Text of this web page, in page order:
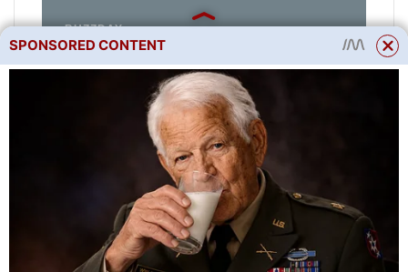
SPONSORED CONTENT